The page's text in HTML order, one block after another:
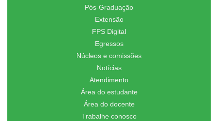
Pós-Graduação
Extensão
FPS Digital
Egressos
Núcleos e comissões
Notícias
Atendimento
Área do estudante
Área do docente
Trabalhe conosco